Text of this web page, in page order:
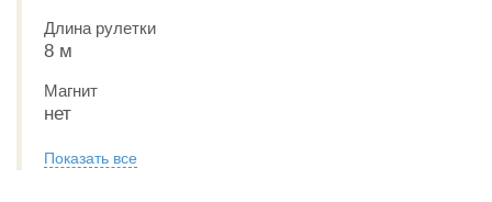
Длина рулетки
8 м
Магнит
нет
Показать все